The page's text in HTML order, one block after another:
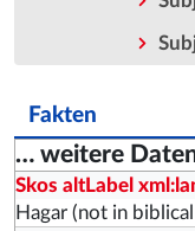
Fakten
… weitere
Skos altLabel
Hagar (not in